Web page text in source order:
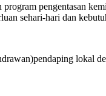
pengentasan
sehari-hari dan